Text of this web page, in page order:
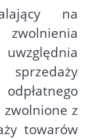
na
zwolnione z
towarów